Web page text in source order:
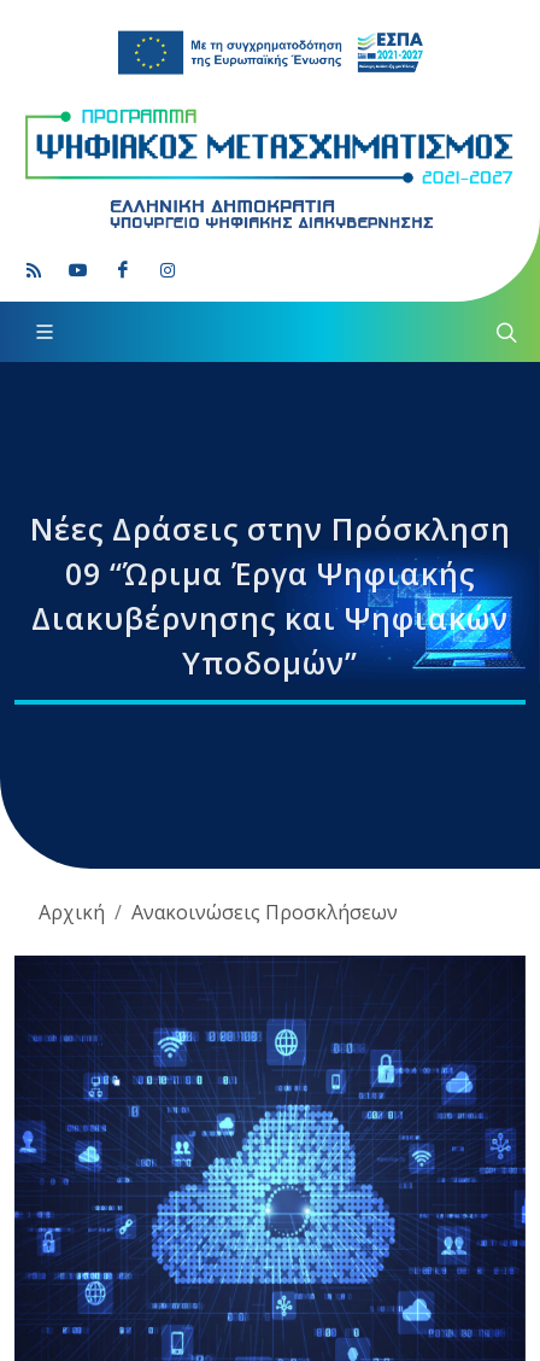
Νέες Δράσεις στην Πρόσκληση
09 “Ώριμα Έργα Ψηφιακής
Διακυβέρνησης και Ψηφιακών
Υποδομών”
Αρχική Ανακοινώσεις Προσκλήσεων